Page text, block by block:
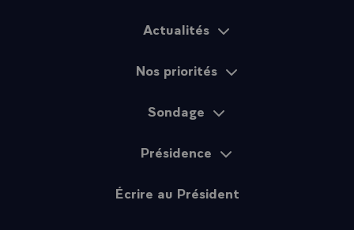
Actualités
Nos priorités
Sondage
Présidence
Écrire au Président